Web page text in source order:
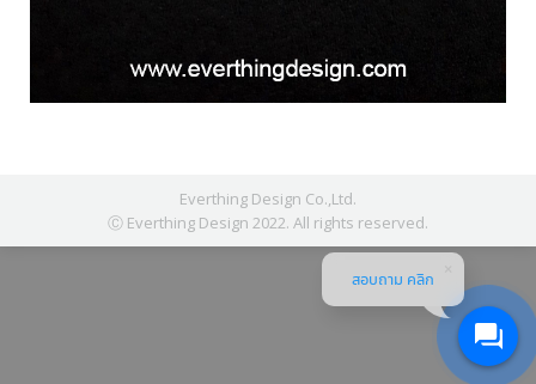
Everthing Design Co.,Ltd.
Ⓒ Everthing Design 2022. All rights reserved.
สอบถาม คลิก